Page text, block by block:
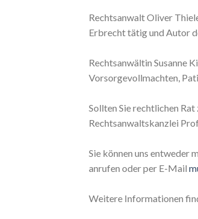
Rechtsanwalt Oliver
Erbrecht tätig und Autor
Rechtsanwältin Susanne
Vorsorgevollmachten,
Sollten Sie rechtlichen
Rechtsanwaltskanzlei
Sie können uns entweder
anrufen oder per E-Mail
Weitere Informationen